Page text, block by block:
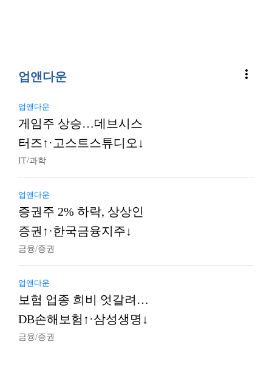
업앤다운 more_vert
업앤다운
게임주 상승…데브시스
터즈↑·고스트스튜디오↓
IT/과학
업앤다운
증권주 2% 하락, 상상인
증권↑·한국금융지주↓
금융/증권
업앤다운
보험 업종 희비 엇갈려…
DB손해보험↑·삼성생명↓
금융/증권